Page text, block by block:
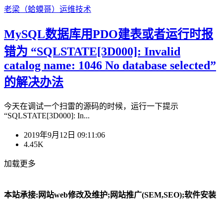
老梁（蛤蟆哥） 运维技术
MySQL数据库用PDO建表或者运行时报
错为 “SQLSTATE[3D000]: Invalid
catalog name: 1046 No database selected”
的解决办法
今天在调试一个扫雷的源码的时候，运行一下提示
“SQLSTATE[3D000]: In...
2019年9月12日 09:11:06
4.45K
加载更多
本站承接:网站web修改及维护;网站推广(SEM,SEO);软件安装